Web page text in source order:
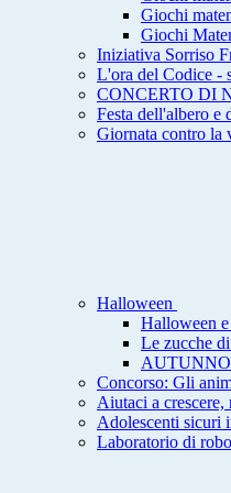
Giochi
Giochi
Iniziativa Sorriso
L'ora del Codice -
CONCERTO DI
Festa dell'albero e
Giornata contro la
Halloween
Halloween
Le zucche
AUTUNNO
Concorso: Gli
Aiutaci a
Adolescenti sicuri
Laboratorio di